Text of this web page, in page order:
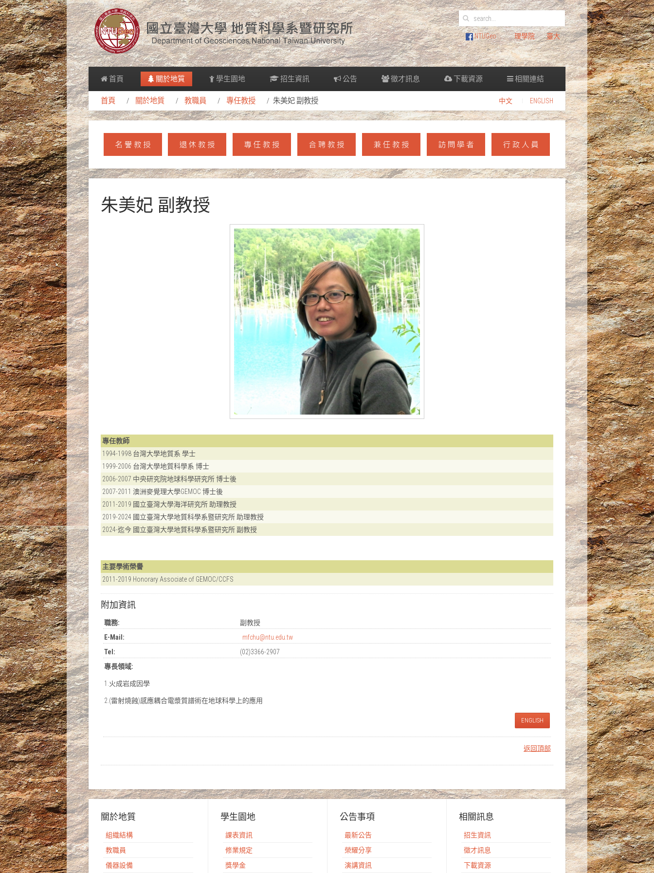
NTUGeo 理學院 臺大
首頁 關於地質 學生園地 招生資訊 公告 徵才訊息 下載資源 相關連結
首頁 關於地質 教職員 專任教授 朱美妃 副教授 中文 ENGLISH
朱美妃 副教授
專任教師
1994-1998 台灣大學地質系 學士
1999-2006 台灣大學地質科學系 博士
2006-2007 中央研究院地球科學研究所 博士後
2007-2011 澳洲麥覺理大學GEMOC 博士後
2011-2019 國立臺灣大學海洋研究所 助理教授
2019-2024 國立臺灣大學地質科學系暨研究所 助理教授
2024-迄今 國立臺灣大學地質科學系暨研究所 副教授
主要學術榮譽
2011-2019 Honorary Associate of GEMOC/CCFS
附加資訊
職務:
副教授
E-Mail:
mfchu@ntu.edu.tw
Tel:
(02)3366-2907
專長領域:
1.火成岩成因學
2.(雷射燒蝕)感應耦合電漿質譜術在地球科學上的應用
ENGLISH
返回頂部
關於地質
組織結構
教職員
儀器設備
學生園地
課表資訊
修業規定
獎學金
公告事項
最新公告
榮耀分享
演講資訊
相關訊息
招生資訊
徵才訊息
下載資源